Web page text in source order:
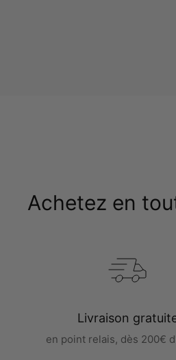
Achetez en
Livraison
en point relais, dès 200€